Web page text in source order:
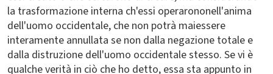
la trasformazione interna ch'essi operarononell'anima
dell'uomo occidentale, che non potrà maiessere
interamente annullata se non dalla negazione totale e
dalla distruzione dell'uomo occidentale stesso. Se vi è
qualche verità in ciò che ho detto, essa sta appunto in